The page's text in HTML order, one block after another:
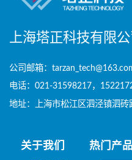
上海塔正科技有限公
公司邮箱：
电话：021-31598217，
地址：上海市松江区泗泾镇泗砖
关于我们 热门产品